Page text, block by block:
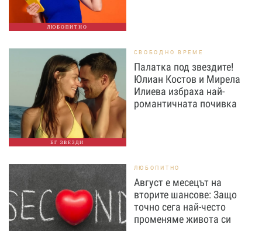
ЛЮБОПИТНО
БГ ЗВЕЗДИ
СВОБОДНО ВРЕМЕ
Палатка под звездите!
Юлиан Костов и Мирела
Илиева избраха най-
романтичната почивка
ЛЮБОПИТНО
Август е месецът на
вторите шансове: Защо
точно сега най-често
променяме живота си